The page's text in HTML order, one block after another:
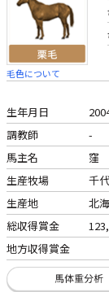
毛色について
生年月日
調教師
-
馬主名
生産牧場
千
生産地
北
総収得賞金
地方収得賞金